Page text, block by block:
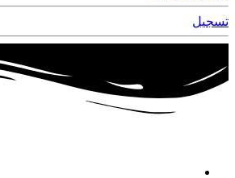
تسجيل